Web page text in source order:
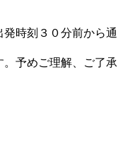
発時刻３０分前から通
。予めご理解、ご了承